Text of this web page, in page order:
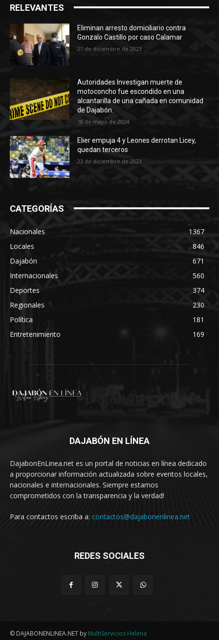
RELEVANTES
Eliminan arresto domiciliario contra
Gonzalo Castillo por caso Calamar
21 de diciembre de 2023
Autoridades Investigan muerte de
motoconcho fue escondido en una
alcantarilla de una cañada en comunidad
de Dajabón.
18 de mayo de 2024
Elier empuja 4 y Leones derrotan Licey,
quedan terceros
23 de diciembre de 2023
CATEGORÍAS
Nacionales
1367
Locales
846
Dajabón
671
Internacionales
560
Deportes
374
Regionales
230
Política
181
Entretenimiento
169
DAJABÓN EN LÍNEA
DajabonEnLinea.net es un portal de noticias en línea dedicado
a proporcionar información actualizada sobre eventos locales,
nacionales e internacionales. Siempre estamos
comprometidos con la transparencia y la verdad!
Para contactos escriba a: contactos@dajabonenlinea.net
REDES SOCIALES
© DAJABONENLINEA.NET by MultiServicios Helena